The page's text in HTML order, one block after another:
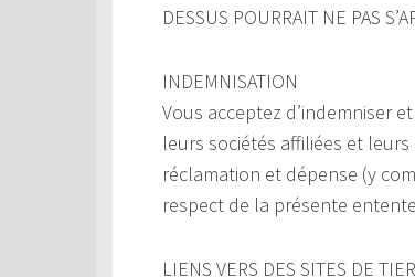
DESSUS POURRAIT NE PAS
INDEMNISATION
Vous acceptez d’indemniser
leurs sociétés affiliées et
réclamation et dépense (y
respect de la présente
LIENS VERS DES SITES DE